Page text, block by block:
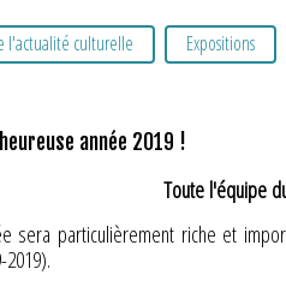
l'actualité culturelle Expositions
année 2019 !
Toute l'équipe
sera particulièrement riche et